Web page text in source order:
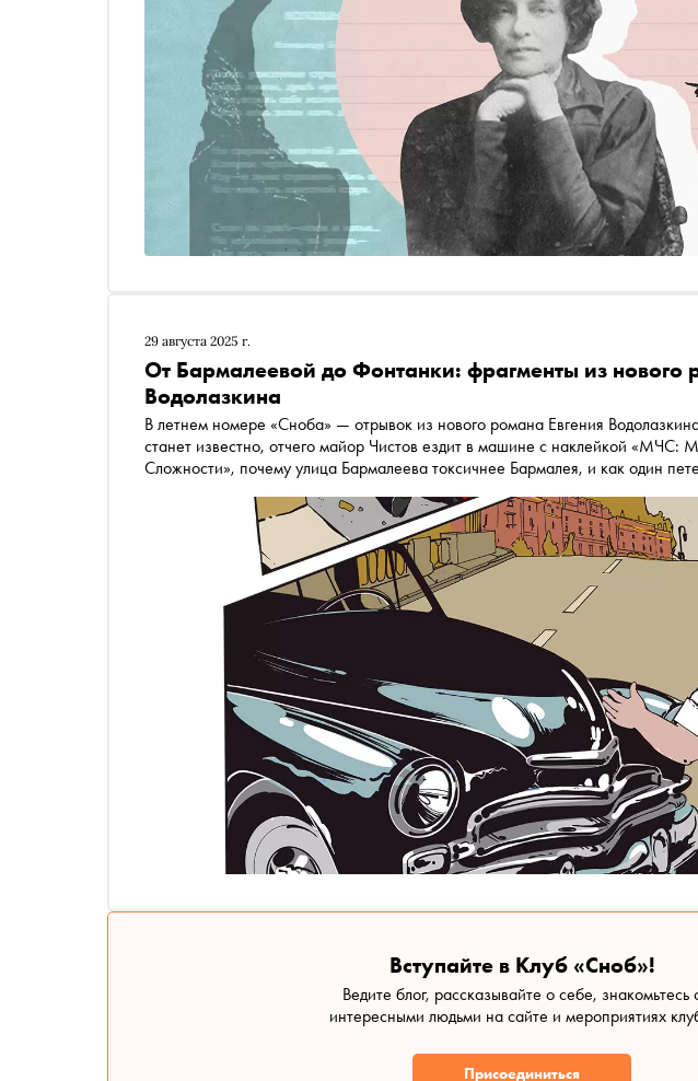
29 августа 2025 г.
От Бармалеевой до Фонтанки: фрагменты из нового
Водолазкина
В летнем номере «Сноба» — отрывок из нового романа Евгения Водолазкина, после прочтения которого
станет известно, отчего майор Чистов ездит в машине с наклейкой «МЧС:
Сложности», почему улица Бармалеева токсичнее Бармалея, и как один
Вступайте в Клуб «Сноб»!
Ведите блог, рассказывайте о себе, знакомьтесь
интересными людьми на сайте и мероприятиях
Присоединиться